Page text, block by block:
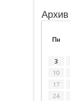
Архив
Пн
3
10
17
24